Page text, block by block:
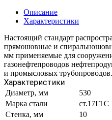
Описание
Характеристики
Настоящий стандарт
прямошовные и
мм применяемые для
газонефтепроводов
и промысловых трубопроводов.
Характеристики
Диаметр, мм
530
Марка стали
ст.17Г1С
Стенка, мм
10